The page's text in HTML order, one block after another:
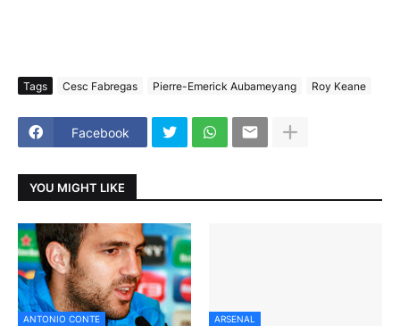
Tags Cesc Fabregas Pierre-Emerick Aubameyang Roy Keane
Facebook
YOU MIGHT LIKE
ANTONIO CONTE ARSENAL